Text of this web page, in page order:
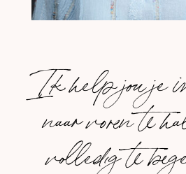
Ik help jou je
naar voren te
volledig te